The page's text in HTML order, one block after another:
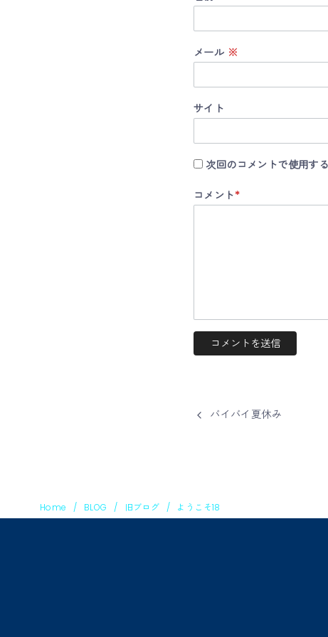
メール ※
サイト
次回のコメントで使用す
コメント*
バイバイ夏休み
Home BLOG 旧ブログ ようこそ18